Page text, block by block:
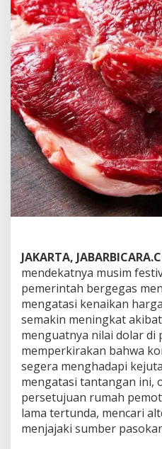
g
i
n
g
K
e
r
b
a
u
I
n
d
i
a
d
i
d
o
e
s
i
a
d
i
T
e
n
g
h
JAKARTA,
mendekatnya musim
pemerintah bergegas
mengatasi kenaikan
semakin meningkat
menguatnya nilai dolar di
memperkirakan bahwa
segera menghadapi
mengatasi tantangan ini,
persetujuan rumah
lama tertunda, mencari
menjajaki sumber